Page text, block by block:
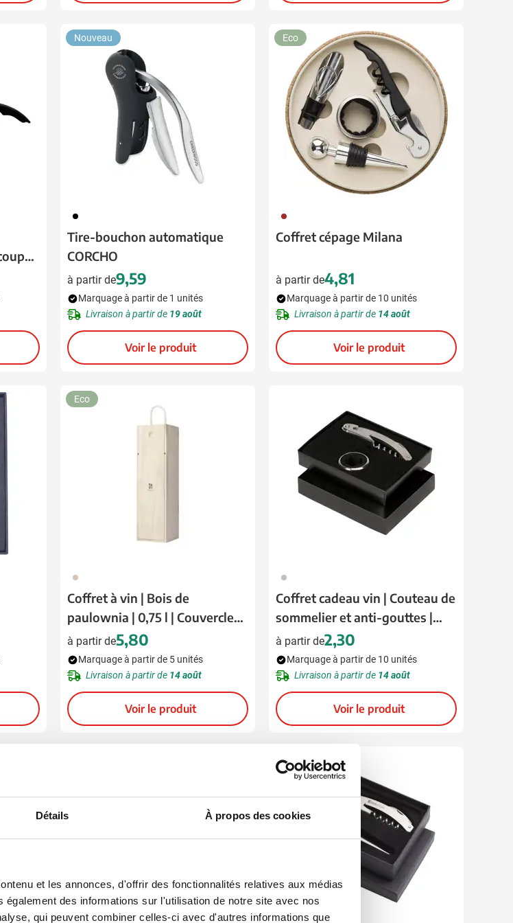
Détails À propos des cookies
et les annonces, d'offrir des fonctionnalités relatives aux médias
des informations sur l'utilisation de notre site avec nos
qui peuvent combiner celles-ci avec d'autres informations que
001
Tire-bouchon automatique
CORCHO
à partir de9,59
Nouveau
Marquage à partir de 1 unités
Livraison à partir de 19 août
Voir le produit
011
Coffret cépage Milana
à partir de4,81
Eco
Marquage à partir de 10 unités
Livraison à partir de 14 août
Voir le produit
945
Coffret à vin | Bois de
paulownia | 0,75 l | Couvercle
coulissant
à partir de5,80
Eco
Marquage à partir de 5 unités
Livraison à partir de 14 août
Voir le produit
032
Coffret cadeau vin | Couteau de
sommelier et anti-gouttes |
Acier mat
à partir de2,30
Marquage à partir de 10 unités
Livraison à partir de 14 août
Voir le produit